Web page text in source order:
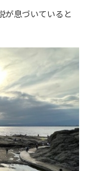
が息づいていると